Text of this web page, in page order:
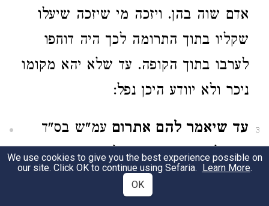
אדם שוה בהן. ויזכה מי שיזכה שיעלו
שקליו בתוך התרומה לכך היה דוחפו
לערבו בתוך הקופה. עד שלא יהא מקומו
ניכר ולא יוודע היכן נפל:
3 עד שיאמר להם אתרום עמ"ש בס"ד
בחי' לא"ח (סי' נ"ג) שכל דבר מצוה
צריך להיות בהזמנה:
We use cookies to give you the best experience possible on
our site. Click OK to continue using Sefaria. Learn More.
OK